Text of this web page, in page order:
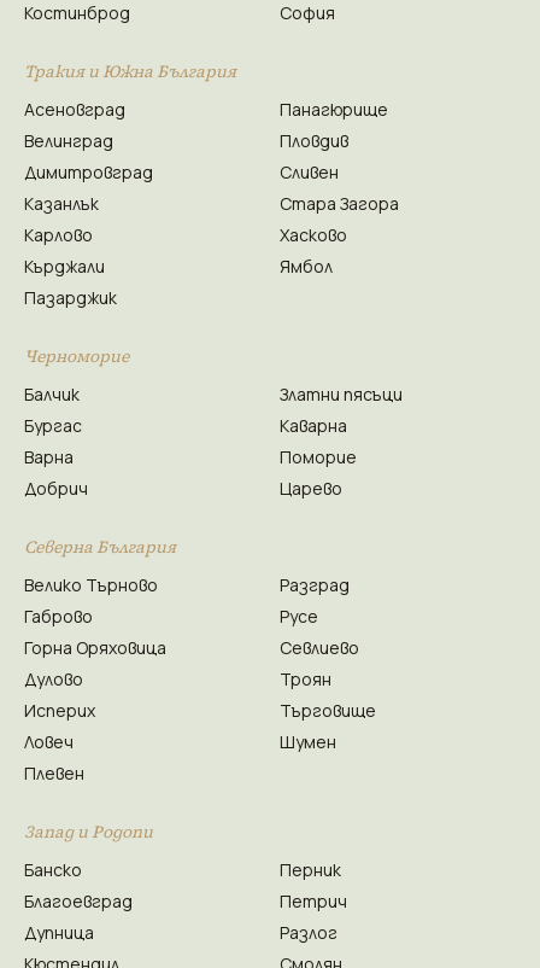
Костинброд София
Тракия и Южна България
Асеновград
Велинград
Димитровград
Казанлък
Карлово
Кърджали
Пазарджик
Панагюрище
Пловдив
Сливен
Стара Загора
Хасково
Ямбол
Черноморие
Балчик
Бургас
Варна
Добрич
Златни пясъци
Каварна
Поморие
Царево
Северна България
Велико Търново
Габрово
Горна Оряховица
Дулово
Исперих
Ловеч
Плевен
Разград
Русе
Севлиево
Троян
Търговище
Шумен
Запад и Родопи
Банско
Благоевград
Дупница
Перник
Петрич
Разлог